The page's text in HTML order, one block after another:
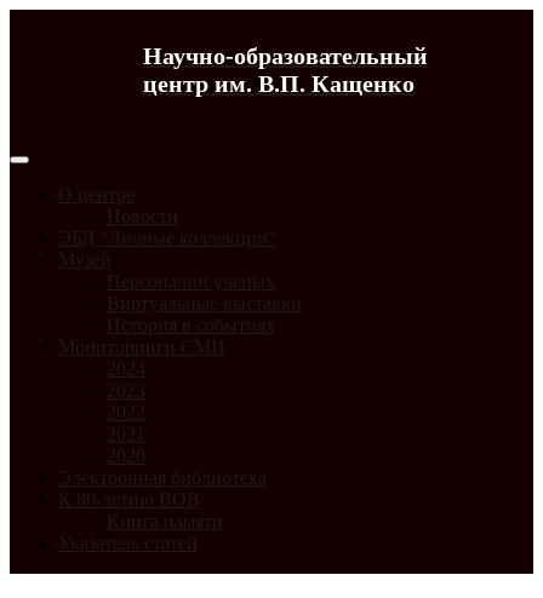
Научно-образовательный
центр им. В.П. Кащенко
О центре
Новости
ЭБД "Личные коллекции"
Музей
Персоналии ученых
Виртуальные выставки
История в событиях
Мониторинги СМИ
2024
2023
2022
2021
2020
Электронная библиотека
К 80-летию ВОВ
Книга памяти
Указатель статей